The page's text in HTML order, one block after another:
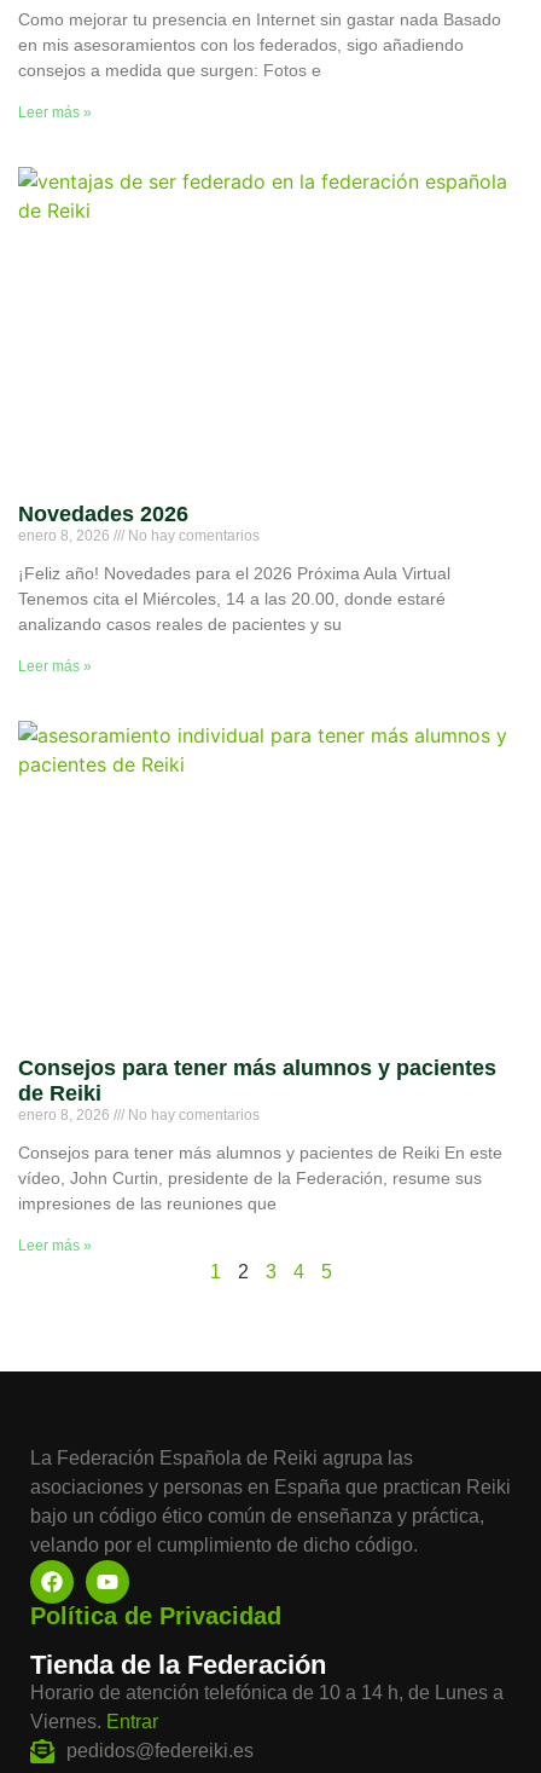
Como mejorar tu presencia en Internet sin gastar nada Basado
en mis asesoramientos con los federados, sigo añadiendo
consejos a medida que surgen: Fotos e
Leer más »
Novedades 2026
enero 8, 2026 No hay comentarios
¡Feliz año! Novedades para el 2026 Próxima Aula Virtual
Tenemos cita el Miércoles, 14 a las 20.00, donde estaré
analizando casos reales de pacientes y su
Leer más »
Consejos para tener más alumnos y pacientes
de Reiki
enero 8, 2026 No hay comentarios
Consejos para tener más alumnos y pacientes de Reiki En este
vídeo, John Curtin, presidente de la Federación, resume sus
impresiones de las reuniones que
Leer más »
1 2 3 4 5
La Federación Española de Reiki agrupa las
asociaciones y personas en España que practican Reiki
bajo un código ético común de enseñanza y práctica,
velando por el cumplimiento de dicho código.
Política de Privacidad
Tienda de la Federación
Horario de atención telefónica de 10 a 14 h, de Lunes a
Viernes. Entrar
pedidos@federeiki.es